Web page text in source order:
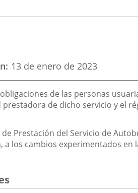
13 de enero de 2023
de las personas
prestadora de dicho servicio y el
Prestación del Servicio de
a los cambios experimentados